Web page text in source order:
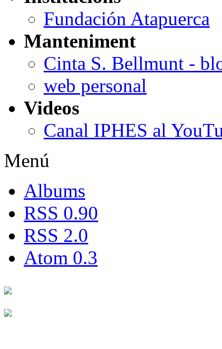
Fundación Atapuerca
Manteniment
Cinta S. Bellmunt -
web personal
Videos
Canal IPHES al
Menú
Albums
RSS 0.90
RSS 2.0
Atom 0.3